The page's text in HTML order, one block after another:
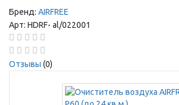
Бренд: AIRFREE
Арт: HDRF- al/022001
Отзывы (0)